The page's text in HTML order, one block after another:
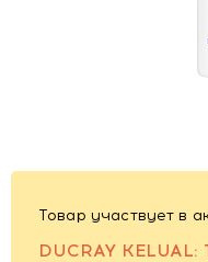
Товар участвует в
DUCRAY